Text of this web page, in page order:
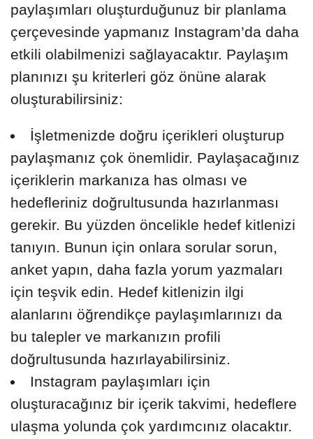
paylaşımları oluşturduğunuz bir planlama
çerçevesinde yapmanız Instagram’da daha
etkili olabilmenizi sağlayacaktır. Paylaşım
planınızı şu kriterleri göz önüne alarak
oluşturabilirsiniz:
İşletmenizde doğru içerikleri oluşturup
paylaşmanız çok önemlidir. Paylaşacağınız
içeriklerin markanıza has olması ve
hedefleriniz doğrultusunda hazırlanması
gerekir. Bu yüzden öncelikle hedef kitlenizi
tanıyın. Bunun için onlara sorular sorun,
anket yapın, daha fazla yorum yazmaları
için teşvik edin. Hedef kitlenizin ilgi
alanlarını öğrendikçe paylaşımlarınızı da
bu talepler ve markanızın profili
doğrultusunda hazırlayabilirsiniz.
Instagram paylaşımları için
oluşturacağınız bir içerik takvimi, hedeflere
ulaşma yolunda çok yardımcınız olacaktır.